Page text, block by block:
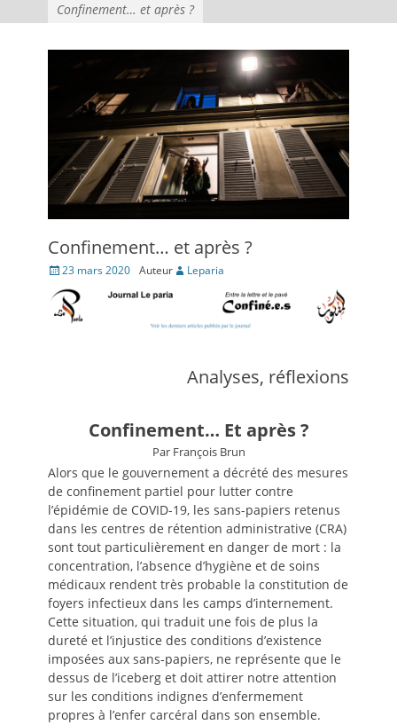
Confinement… et après ?
Confinement… et après ?
Posté23 mars 2020 Auteur Leparia
Analyses, réflexions
Confinement… Et après ?
Par François Brun
Alors que le gouvernement a décrété des mesures
de confinement partiel pour lutter contre
l’épidémie de COVID-19, les sans-papiers retenus
dans les centres de rétention administrative (CRA)
sont tout particulièrement en danger de mort : la
concentration, l’absence d’hygiène et de soins
médicaux rendent très probable la constitution de
foyers infectieux dans les camps d’internement.
Cette situation, qui traduit une fois de plus la
dureté et l’injustice des conditions d’existence
imposées aux sans-papiers, ne représente que le
dessus de l’iceberg et doit attirer notre attention
sur les conditions indignes d’enfermement
propres à l’enfer carcéral dans son ensemble.